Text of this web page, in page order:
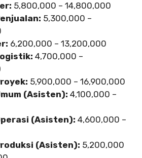
5,800,000 – 14,800,000
5,300,000 –
6,200,000 – 13,200,000
4,700,000 –
5,900,000 – 16,900,000
(Asisten): 4,100,000 –
(Asisten): 4,600,000 –
(Asisten): 5,200,000